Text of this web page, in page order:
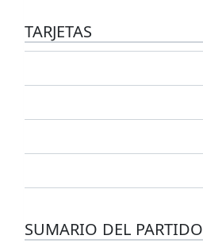
TARJETAS
SUMARIO DEL PARTIDO